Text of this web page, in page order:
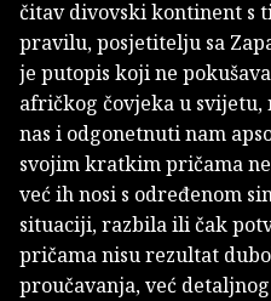
čitav divovski kontinent s
pravilu, posjetitelju sa
je putopis koji ne
afričkog čovjeka u
nas i odgonetnuti nam
svojim kratkim pričama
već ih nosi s određenom
situaciji, razbila ili čak
pričama nisu rezultat
proučavanja, već